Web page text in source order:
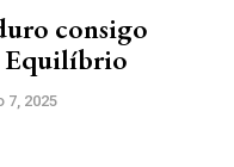
consigo
Equilíbrio
7, 2025